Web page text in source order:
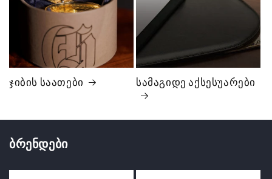
ჯიბის საათები სამაგიდე აქსესუარები
ბრენდები